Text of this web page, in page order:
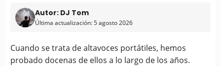
Autor: DJ Tom
Última actualización: 5 agosto 2026
Cuando se trata de altavoces portátiles, hemos
probado docenas de ellos a lo largo de los años.